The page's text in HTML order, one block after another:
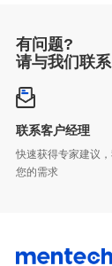
有问题?
请与我们联系
联系客户经理
您的需求